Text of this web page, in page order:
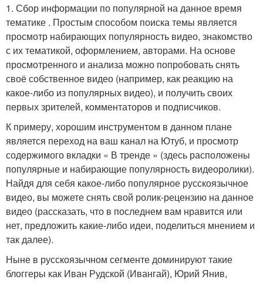
1. Сбор информации по популярной на данное время
тематике . Простым способом поиска темы является
просмотр набирающих популярность видео, знакомство
с их тематикой, оформлением, авторами. На основе
просмотренного и анализа можно попробовать снять
своё собственное видео (например, как реакцию на
какое-либо из популярных видео), и получить своих
первых зрителей, комментаторов и подписчиков.
К примеру, хорошим инструментом в данном плане
является переход на ваш канал на Ютуб, и просмотр
содержимого вкладки « В тренде » (здесь расположены
популярные и набирающие популярность видеоролики).
Найдя для себя какое-либо популярное русскоязычное
видео, вы можете снять свой ролик-рецензию на данное
видео (рассказать, что в последнем вам нравится или
нет, предложить какие-либо идеи, поделиться мнением и
так далее).
Ныне в русскоязычном сегменте доминируют такие
блоггеры как Иван Рудской (Ивангай), Юрий Янив,